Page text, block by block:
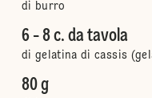
di burro
6 - 8 c. da tavola
di gelatina di cassis
80 g